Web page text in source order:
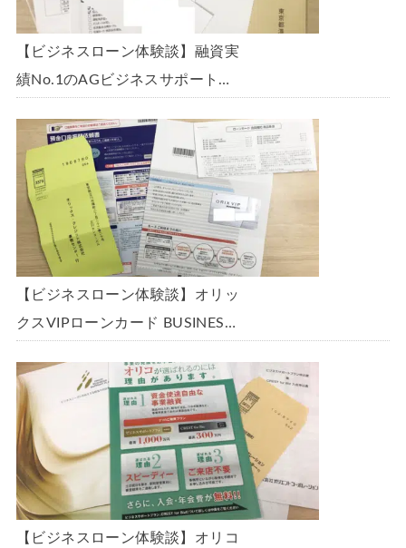
【ビジネスローン体験談】融資実
績No.1のAGビジネスサポート
300万円の枠で翌日に借りられま
した。全手順を丁寧に解説しま
す。
【ビジネスローン体験談】オリッ
クスVIPローンカード BUSINESS
の金利で借りられました。全手順
を丁寧に解説します。
【ビジネスローン体験談】オリコ